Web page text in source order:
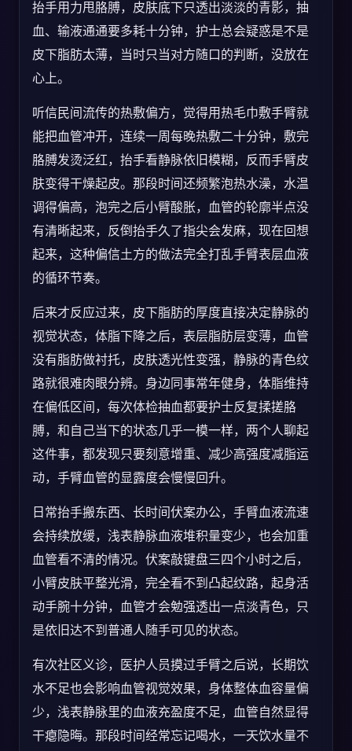
抬手用力甩胳膊，皮肤底下只透出淡淡的青影，抽
血、输液通通要多耗十分钟，护士总会疑惑是不是
皮下脂肪太薄，当时只当对方随口的判断，没放在
心上。
听信民间流传的热敷偏方，觉得用热毛巾敷手臂就
能把血管冲开，连续一周每晚热敷二十分钟，敷完
胳膊发烫泛红，抬手看静脉依旧模糊，反而手臂皮
肤变得干燥起皮。那段时间还频繁泡热水澡，水温
调得偏高，泡完之后小臂酸胀，血管的轮廓半点没
有清晰起来，反倒抬手久了指尖会发麻，现在回想
起来，这种偏信土方的做法完全打乱手臂表层血液
的循环节奏。
后来才反应过来，皮下脂肪的厚度直接决定静脉的
视觉状态，体脂下降之后，表层脂肪层变薄，血管
没有脂肪做衬托，皮肤透光性变强，静脉的青色纹
路就很难肉眼分辨。身边同事常年健身，体脂维持
在偏低区间，每次体检抽血都要护士反复揉搓胳
膊，和自己当下的状态几乎一模一样，两个人聊起
这件事，都发现只要刻意增重、减少高强度减脂运
动，手臂血管的显露度会慢慢回升。
日常抬手搬东西、长时间伏案办公，手臂血液流速
会持续放缓，浅表静脉血液堆积量变少，也会加重
血管看不清的情况。伏案敲键盘三四个小时之后，
小臂皮肤平整光滑，完全看不到凸起纹路，起身活
动手腕十分钟，血管才会勉强透出一点淡青色，只
是依旧达不到普通人随手可见的状态。
有次社区义诊，医护人员摸过手臂之后说，长期饮
水不足也会影响血管视觉效果，身体整体血容量偏
少，浅表静脉里的血液充盈度不足，血管自然显得
干瘪隐晦。那段时间经常忘记喝水，一天饮水量不